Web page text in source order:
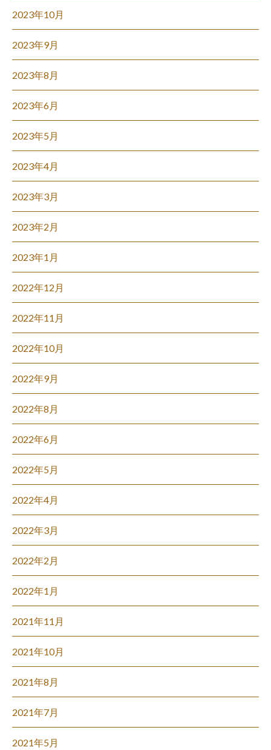
2023年10月
2023年9月
2023年8月
2023年6月
2023年5月
2023年4月
2023年3月
2023年2月
2023年1月
2022年12月
2022年11月
2022年10月
2022年9月
2022年8月
2022年6月
2022年5月
2022年4月
2022年3月
2022年2月
2022年1月
2021年11月
2021年10月
2021年8月
2021年7月
2021年5月